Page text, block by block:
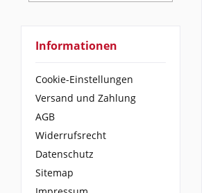
Informationen
Cookie-Einstellungen
Versand und Zahlung
AGB
Widerrufsrecht
Datenschutz
Sitemap